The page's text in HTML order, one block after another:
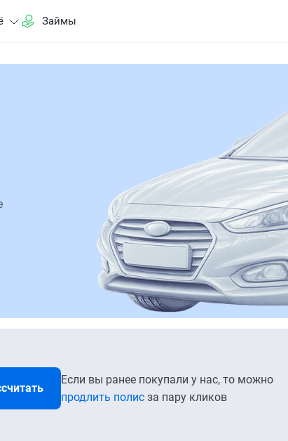
Займы
Если вы ранее покупали у нас, то можно
продлить полис за пару кликов